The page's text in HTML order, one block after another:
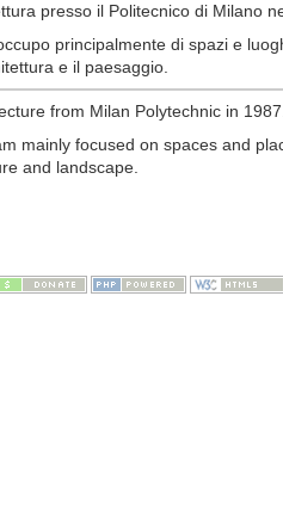
presso il Politecnico di Milano
principalmente di spazi e
e il paesaggio.
from Milan Polytechnic in
mainly focused on spaces and
and landscape.